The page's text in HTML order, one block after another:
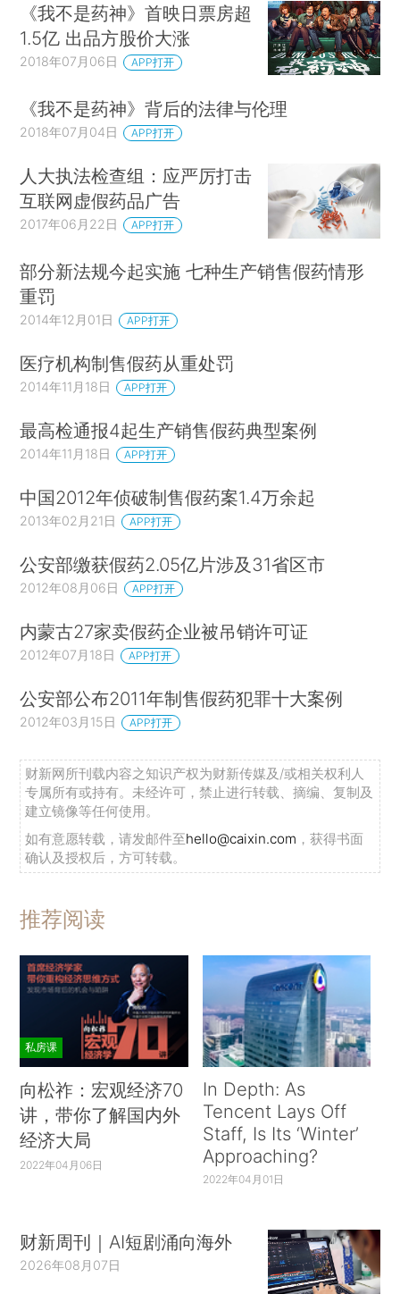
《我不是药神》首映日票房超
1.5亿 出品方股价大涨
2018年07月06日 APP打开
《我不是药神》背后的法律与伦理
2018年07月04日 APP打开
人大执法检查组：应严厉打击
互联网虚假药品广告
2017年06月22日 APP打开
部分新法规今起实施 七种生产销售假药情形
重罚
2014年12月01日 APP打开
医疗机构制售假药从重处罚
2014年11月18日 APP打开
最高检通报4起生产销售假药典型案例
2014年11月18日 APP打开
中国2012年侦破制售假药案1.4万余起
2013年02月21日 APP打开
公安部缴获假药2.05亿片涉及31省区市
2012年08月06日 APP打开
内蒙古27家卖假药企业被吊销许可证
2012年07月18日 APP打开
公安部公布2011年制售假药犯罪十大案例
2012年03月15日 APP打开
财新网所刊载内容之知识产权为财新传媒及/或相关权利人
专属所有或持有。未经许可，禁止进行转载、摘编、复制及
建立镜像等任何使用。
如有意愿转载，请发邮件至hello@caixin.com ，获得书面
确认及授权后，方可转载。
推荐阅读
私房课
向松祚：宏观经济70
讲，带你了解国内外
经济大局
2022年04月06日
In Depth: As
Tencent Lays Off
Staff, Is Its ‘Winter’
Approaching?
2022年04月01日
财新周刊｜AI短剧涌向海外
2026年08月07日